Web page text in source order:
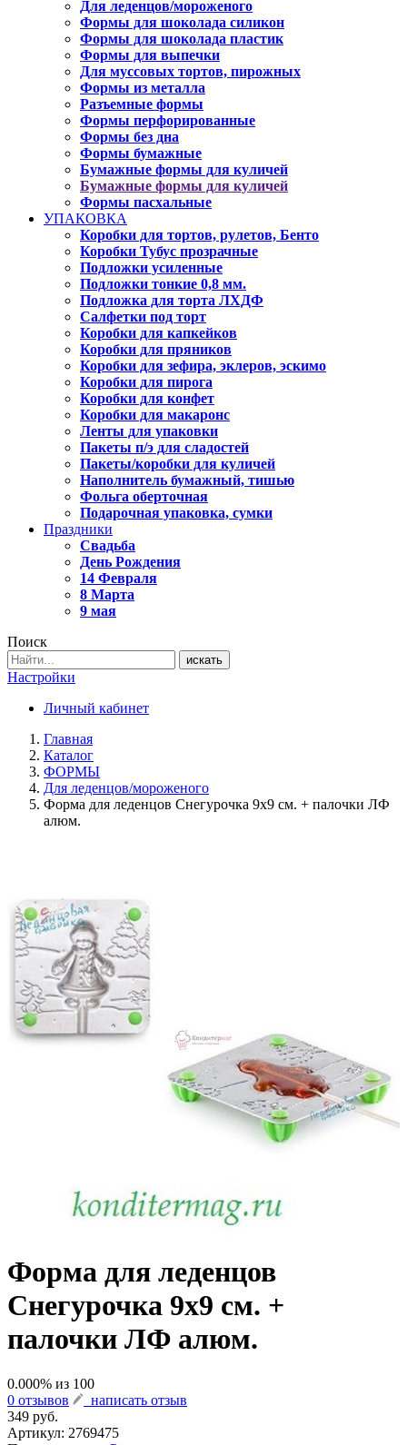
Для леденцов/мороженого
Формы для шоколада силикон
Формы для шоколада пластик
Формы для выпечки
Для муссовых тортов, пирожных
Формы из металла
Разъемные формы
Формы перфорированные
Формы без дна
Формы бумажные
Бумажные формы для куличей
Бумажные формы для куличей
Формы пасхальные
УПАКОВКА
Коробки для тортов, рулетов, Бенто
Коробки Тубус прозрачные
Подложки усиленные
Подложки тонкие 0,8 мм.
Подложка для торта ЛХДФ
Салфетки под торт
Коробки для капкейков
Коробки для пряников
Коробки для зефира, эклеров, эскимо
Коробки для пирога
Коробки для конфет
Коробки для макаронс
Ленты для упаковки
Пакеты п/э для сладостей
Пакеты/коробки для куличей
Наполнитель бумажный, тишью
Фольга оберточная
Подарочная упаковка, сумки
Праздники
Свадьба
День Рождения
14 Февраля
8 Марта
9 мая
Поиск
искать
Настройки
Личный кабинет
Главная
Каталог
ФОРМЫ
Для леденцов/мороженого
Форма для леденцов Снегурочка 9х9 см. + палочки ЛФ
алюм.
Форма для леденцов
Снегурочка 9х9 см. +
палочки ЛФ алюм.
0.000% из 100
0 отзывов
написать отзыв
349 руб.
Артикул: 2769475